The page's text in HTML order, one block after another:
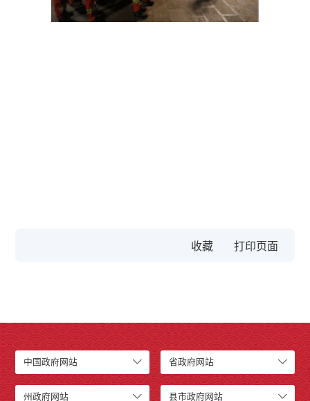
收藏
中国政府网站 省政府网站
州政府网站 县市政府网站